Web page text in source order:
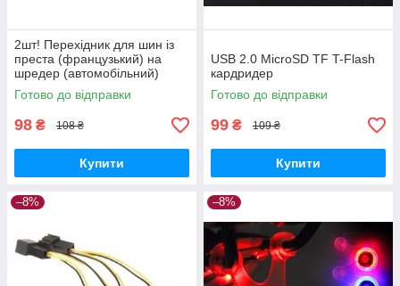
2шт! Перехідник для шин із
преста (французький) на
шредер (автомобільний)
Готово до відправки
98 ₴ 108 ₴
Купити
USB 2.0 MicroSD TF T-Flash
кардридер
Готово до відправки
99 ₴ 109 ₴
Купити
–8% –8%